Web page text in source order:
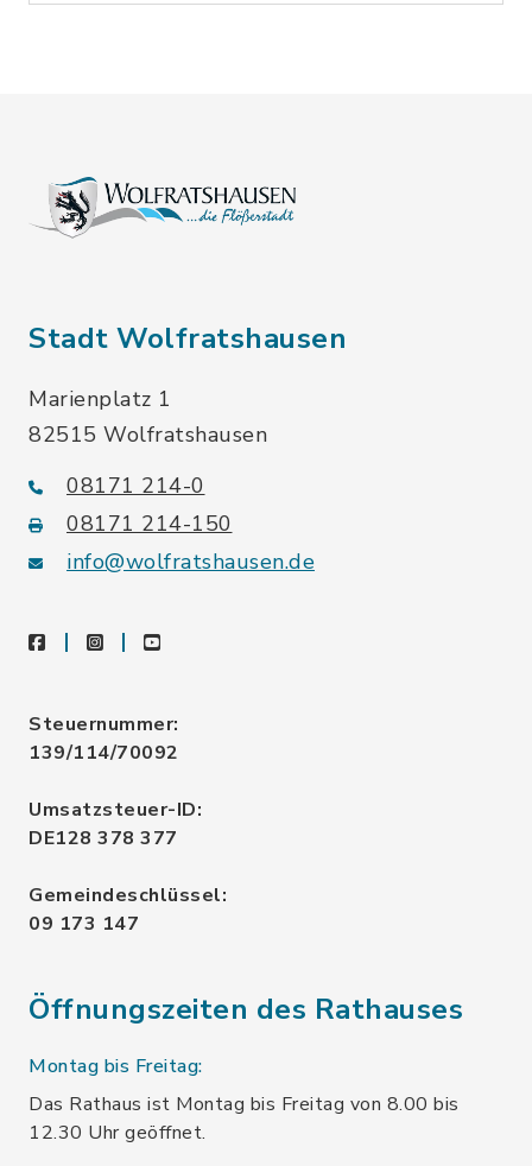
Stadt Wolfratshausen
Marienplatz 1
82515 Wolfratshausen
08171 214-0
08171 214-150
info@wolfratshausen.de
facebookinstagramyoutube
Steuernummer:
139/114/70092
Umsatzsteuer-ID:
DE128 378 377
Gemeindeschlüssel:
09 173 147
Öffnungszeiten des Rathauses
Montag bis Freitag:
Das Rathaus ist Montag bis Freitag von 8.00 bis
12.30 Uhr geöffnet.